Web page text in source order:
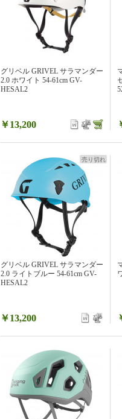
グリベル GRIVEL サラマンダー
2.0 ホワイト 54-61cm GV-
HESAL2
￥13,200
グリベル GRIVEL サラマンダー
2.0 ライトブルー 54-61cm GV-
HESAL2
￥13,200
売り切れ